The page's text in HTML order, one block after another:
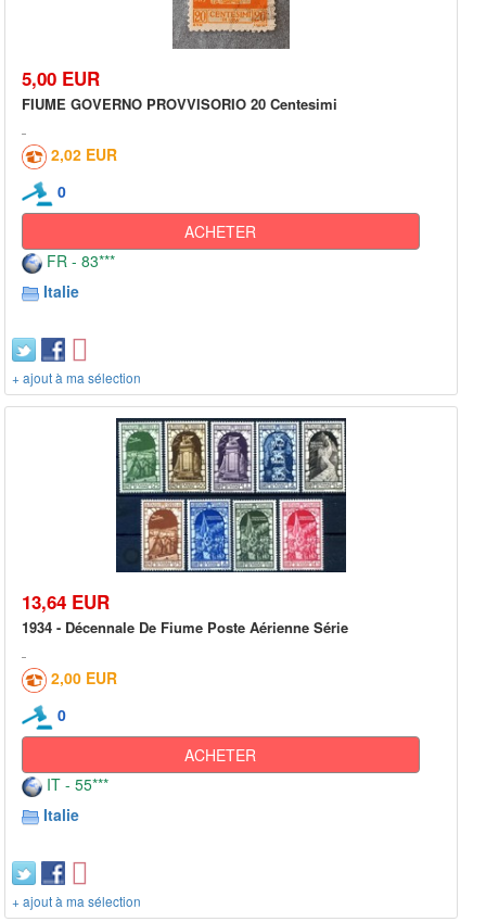
5,00 EUR
FIUME GOVERNO PROVVISORIO 20 Centesimi
2,02 EUR
0
ACHETER
FR - 83***
Italie
+ ajout à ma sélection
13,64 EUR
1934 - Décennale De Fiume Poste Aérienne Série
2,00 EUR
0
ACHETER
IT - 55***
Italie
+ ajout à ma sélection